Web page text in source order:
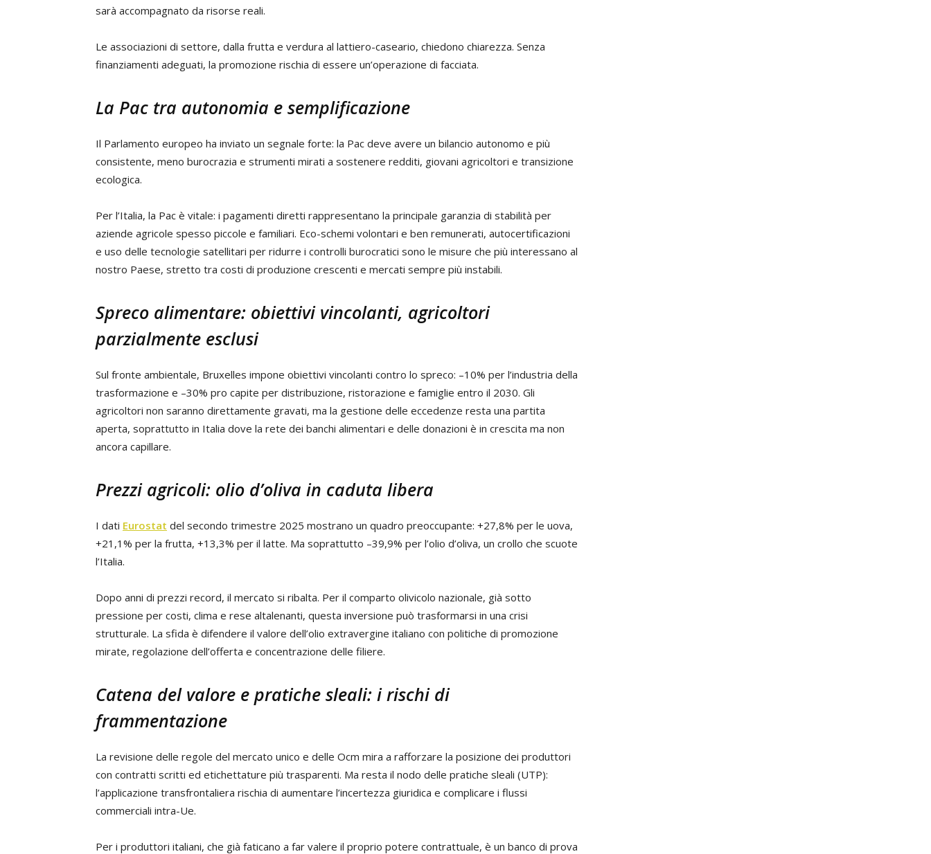
sarà accompagnato da risorse reali.
Le associazioni di settore, dalla frutta e verdura al lattiero-caseario, chiedono chiarezza. Senza
finanziamenti adeguati, la promozione rischia di essere un’operazione di facciata.
La Pac tra autonomia e semplificazione
Il Parlamento europeo ha inviato un segnale forte: la Pac deve avere un bilancio autonomo e più
consistente, meno burocrazia e strumenti mirati a sostenere redditi, giovani agricoltori e transizione
ecologica.
Per l’Italia, la Pac è vitale: i pagamenti diretti rappresentano la principale garanzia di stabilità per
aziende agricole spesso piccole e familiari. Eco-schemi volontari e ben remunerati, autocertificazioni
e uso delle tecnologie satellitari per ridurre i controlli burocratici sono le misure che più interessano al
nostro Paese, stretto tra costi di produzione crescenti e mercati sempre più instabili.
Spreco alimentare: obiettivi vincolanti, agricoltori
parzialmente esclusi
Sul fronte ambientale, Bruxelles impone obiettivi vincolanti contro lo spreco: –10% per l’industria della
trasformazione e –30% pro capite per distribuzione, ristorazione e famiglie entro il 2030. Gli
agricoltori non saranno direttamente gravati, ma la gestione delle eccedenze resta una partita
aperta, soprattutto in Italia dove la rete dei banchi alimentari e delle donazioni è in crescita ma non
ancora capillare.
Prezzi agricoli: olio d’oliva in caduta libera
I dati Eurostat del secondo trimestre 2025 mostrano un quadro preoccupante: +27,8% per le uova,
+21,1% per la frutta, +13,3% per il latte. Ma soprattutto –39,9% per l’olio d’oliva, un crollo che scuote
l’Italia.
Dopo anni di prezzi record, il mercato si ribalta. Per il comparto olivicolo nazionale, già sotto
pressione per costi, clima e rese altalenanti, questa inversione può trasformarsi in una crisi
strutturale. La sfida è difendere il valore dell’olio extravergine italiano con politiche di promozione
mirate, regolazione dell’offerta e concentrazione delle filiere.
Catena del valore e pratiche sleali: i rischi di
frammentazione
La revisione delle regole del mercato unico e delle Ocm mira a rafforzare la posizione dei produttori
con contratti scritti ed etichettature più trasparenti. Ma resta il nodo delle pratiche sleali (UTP):
l’applicazione transfrontaliera rischia di aumentare l’incertezza giuridica e complicare i flussi
commerciali intra-Ue.
Per i produttori italiani, che già faticano a far valere il proprio potere contrattuale, è un banco di prova